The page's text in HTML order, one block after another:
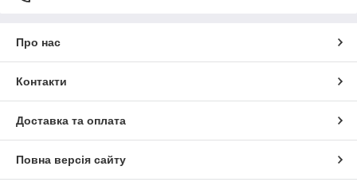
Про нас
Контакти
Доставка та оплата
Повна версія сайту